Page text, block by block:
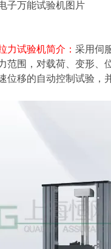
力试验机简介： 采用伺
范围，对载荷、变形、
位移的自动控制试验，